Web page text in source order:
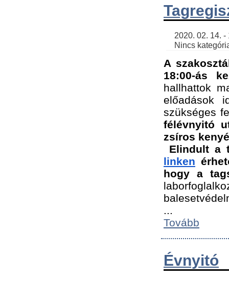
Nincs
A
18:00-ás
hallhattok
előadások
szükséges
félévnyitó
zsíros
Elindult a
linken
hogy a
Tovább
Évnyitó